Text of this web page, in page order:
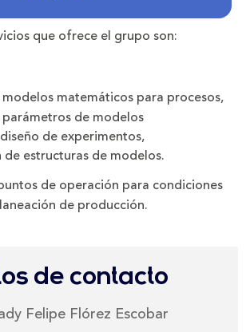
que ofrece el grupo son:
matemáticos para procesos,
de modelos
de experimentos,
estructuras de modelos.
de operación para condiciones
de producción.
de contacto
Felipe Flórez Escobar